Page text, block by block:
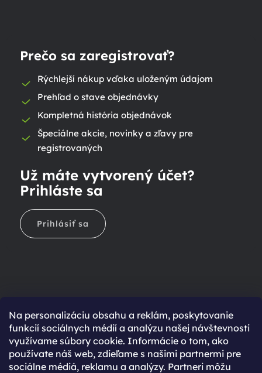
Na personalizáciu obsahu a reklám, poskytovanie
funkcií sociálnych médií a analýzu našej návštevnosti
využívame súbory cookie. Informácie o tom, ako
používate náš web, zdieľame s našimi partnermi pre
sociálne médiá, reklamu a analýzy. Partneri môžu
Prečo sa zaregistrovať?
Rýchlejší nákup vďaka uloženým údajom
Prehľad o stave objednávky
Kompletná história objednávok
Špeciálne akcie, novinky a zľavy pre
registrovaných
Už máte vytvorený účet?
Prihláste sa
Prihlásiť sa
Ešte nemáte účet?
Rýchlejší nákup vďaka uloženým údajom
Prehľad o stave objednávky